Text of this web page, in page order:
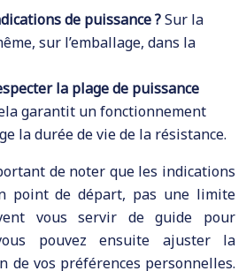
de puissance ?Sur la
sur l’emballage, dans la
la plage de puissance
garantit un fonctionnement
la durée de vie de la résistance.
de noter que les indications
point de départ, pas une limite
vous servir de guide pour
pouvez ensuite ajuster la
de vos préférences personnelles.